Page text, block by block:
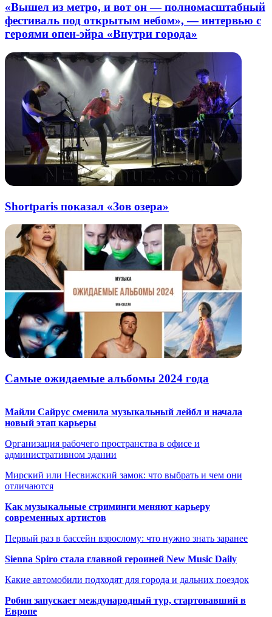
«Вышел из метро, и вот он — полномасштабный
фестиваль под открытым небом», — интервью с
героями опен-эйра «Внутри города»
Shortparis показал «Зов озера»
Самые ожидаемые альбомы 2024 года
Майли Сайрус сменила музыкальный лейбл и начала
новый этап карьеры
Организация рабочего пространства в офисе и
административном здании
Мирский или Несвижский замок: что выбрать и чем они
отличаются
Как музыкальные стриминги меняют карьеру
современных артистов
Первый раз в бассейн взрослому: что нужно знать заранее
Sienna Spiro стала главной героиней New Music Daily
Какие автомобили подходят для города и дальних поездок
Робин запускает международный тур, стартовавший в
Европе